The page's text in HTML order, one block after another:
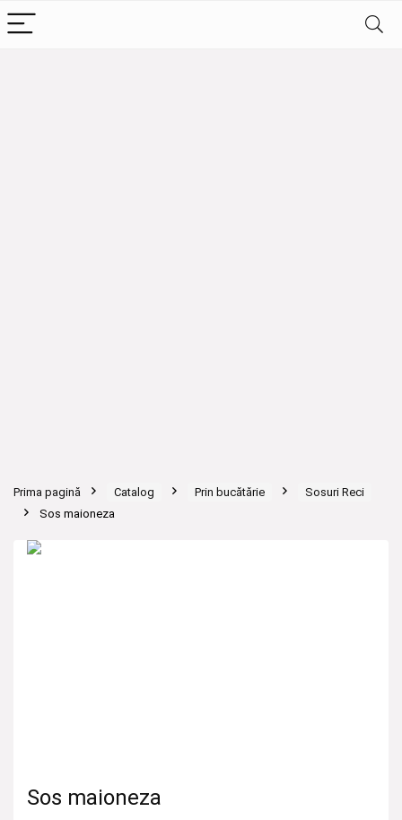
Prima pagină Catalog Prin bucătărie
Sosuri Reci
Sos maioneza
Sos maioneza